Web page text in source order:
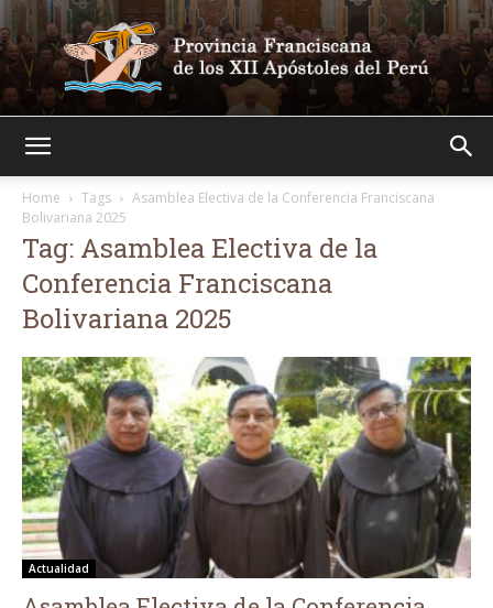
Home
Tags
Asamblea Electiva de la Conferencia Franciscana
Bolivariana 2025
Tag: Asamblea Electiva de la
Conferencia Franciscana
Bolivariana 2025
Actualidad